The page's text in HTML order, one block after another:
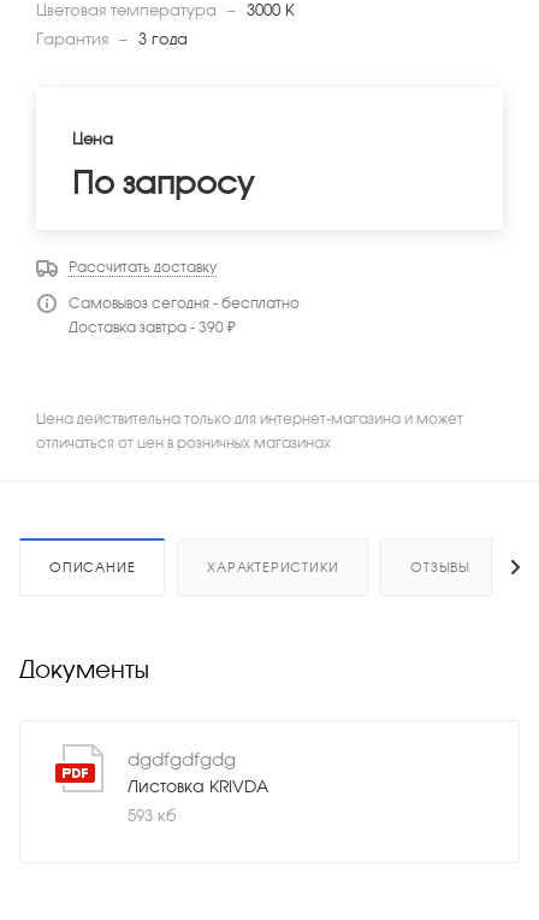
Цветовая температура
— 3000 К
Гарантия — 3 года
Цена
По запросу
Рассчитать доставку
Самовывоз сегодня - бесплатно
Доставка завтра - 390 ₽
Цена действительна только для интернет-магазина и может
отличаться от цен в розничных магазинах
ОПИСАНИЕ ХАРАКТЕРИСТИКИ ОТЗЫВЫ
Документы
dgdfgdfgdg
Листовка KRIVDA
593 кб